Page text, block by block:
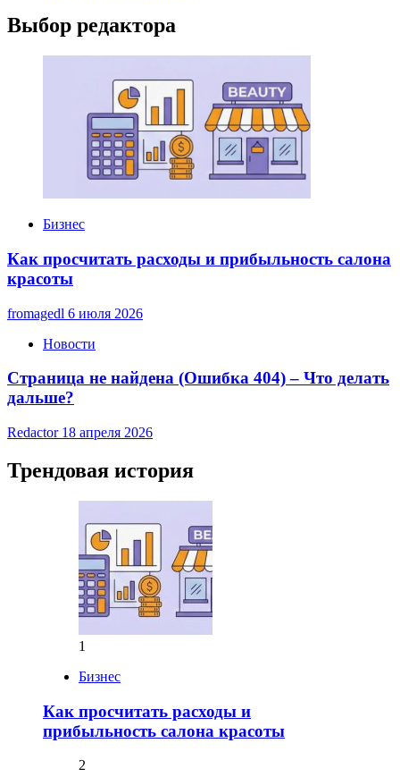
Выбор редактора
Бизнес
Как просчитать расходы и прибыльность салона
красоты
fromagedl 6 июля 2026
Новости
Страница не найдена (Ошибка 404) – Что делать
дальше?
Redactor 18 апреля 2026
Трендовая история
1
Бизнес
Как просчитать расходы и
прибыльность салона красоты
2